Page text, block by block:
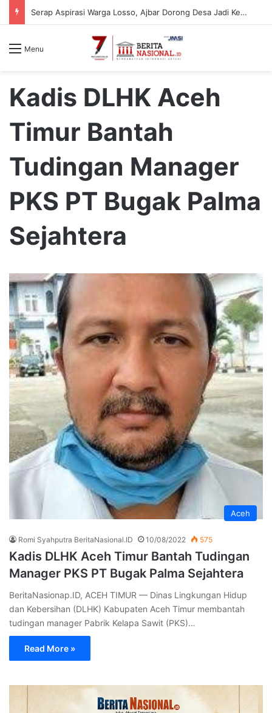
Serap Aspirasi Warga Losso, Ajbar Dorong Desa Jadi Kekuatan Ekonomi Masyarakat
Menu
Kadis DLHK Aceh
Timur Bantah
Tudingan Manager
PKS PT Bugak Palma
Sejahtera
Aceh
Romi Syahputra BeritaNasional.ID 10/08/2022 575
Kadis DLHK Aceh Timur Bantah Tudingan
Manager PKS PT Bugak Palma Sejahtera
BeritaNasionap.ID, ACEH TIMUR — Dinas Lingkungan Hidup
dan Kebersihan (DLHK) Kabupaten Aceh Timur membantah
tudingan manager Pabrik Kelapa Sawit (PKS)…
Read More »